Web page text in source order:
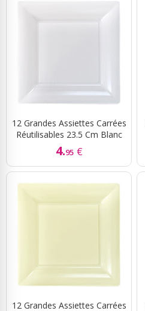
12 Grandes Assiettes Carrées
Réutilisables 23.5 Cm Blanc
4.95 €
12 Grandes Assiettes Carrées